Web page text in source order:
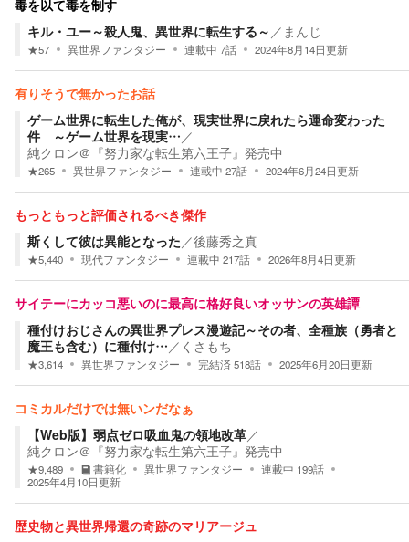
毒を以て毒を制す
キル・ユー～殺人鬼、異世界に転生する～ ／ まんじ
★57 異世界ファンタジー 連載中 7話 2024年8月14日更新
有りそうで無かったお話
ゲーム世界に転生した俺が、現実世界に戻れたら運命変わった
件 ～ゲーム世界を現実…／
純クロン＠『努力家な転生第六王子』発売中
★265 異世界ファンタジー 連載中 27話 2024年6月24日更新
もっともっと評価されるべき傑作
斯くして彼は異能となった／後藤秀之真
★5,440 現代ファンタジー 連載中 217話 2026年8月4日更新
サイテーにカッコ悪いのに最高に格好良いオッサンの英雄譚
種付けおじさんの異世界プレス漫遊記～その者、全種族（勇者と
魔王も含む）に種付け…／ くさもち
★3,614 異世界ファンタジー 完結済518話 2025年6月20日更新
コミカルだけでは無いンだなぁ
【Web版】弱点ゼロ吸血鬼の領地改革／
純クロン＠『努力家な転生第六王子』発売中
★9,489 書籍化 異世界ファンタジー 連載中 199話
2025年4月10日更新
歴史物と異世界帰還の奇跡のマリアージュ